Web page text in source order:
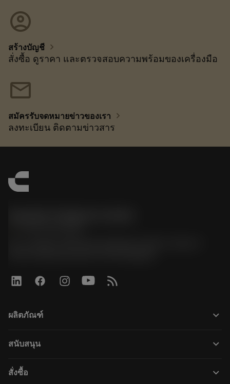
account_circle
สร้างบัญชี chevron_right
สั่งซื้อ ดูราคา และตรวจสอบความพร้อมของเครื่องมือ
mail
สมัครรับจดหมายข่าวของเรา chevron_right
ลงทะเบียน ติดตามข่าวสาร
ผลิตภัณฑ์ keyboard_arrow_down
ซอฟต์แวร์ทั้งหมด
การรีไซเคิล
สนับสนุน keyboard_arrow_down
ผู้จัดจำหน่ายและผู้เชี่ยวชาญ
สั่งซื้อ keyboard_arrow_down